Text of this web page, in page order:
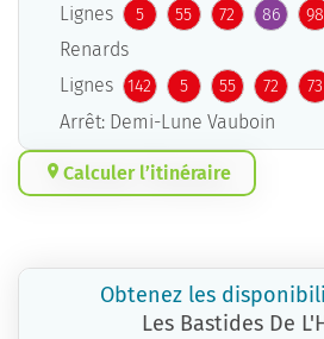
Lignes
5 55 72 86 98
Renards
Lignes
142 5 55 72 73
Arrêt: Demi-Lune Vauboin
Calculer l’itinéraire
Obtenez les
Les Bastides De